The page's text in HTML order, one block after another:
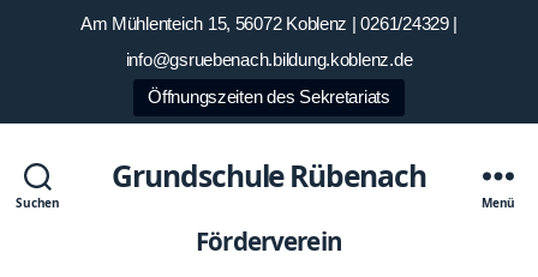
Am Mühlenteich 15, 56072 Koblenz | 0261/24329 |
info@gsruebenach.bildung.koblenz.de
Öffnungszeiten des Sekretariats
Suchen
Grundschule Rübenach
Menü
Förderverein